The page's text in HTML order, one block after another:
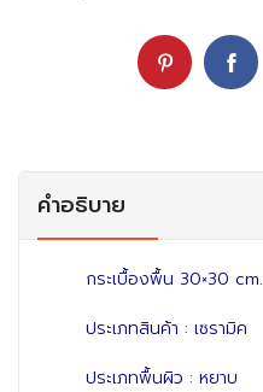
คำอธิบาย
กระเบื้องพื้น 30×30 cm.
ประเภทสินค้า : เซรามิค
ประเภทพื้นผิว : หยาบ